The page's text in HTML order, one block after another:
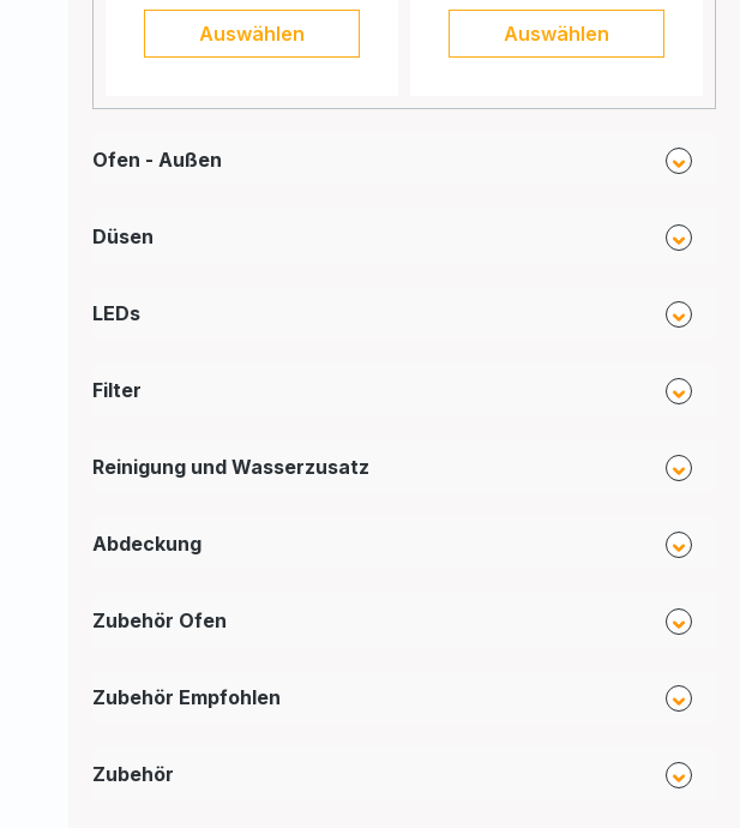
Auswählen Auswählen
Ofen - Außen
Düsen
LEDs
Filter
Reinigung und Wasserzusatz
Abdeckung
Zubehör Ofen
Zubehör Empfohlen
Zubehör